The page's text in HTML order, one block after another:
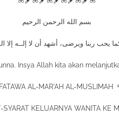
بسم الله الرحمن الرحيم
Insya Allah kita akan
AL-MAR'AH AL-MUSLIMAH
SYARAT KELUARNYA WANITA KE